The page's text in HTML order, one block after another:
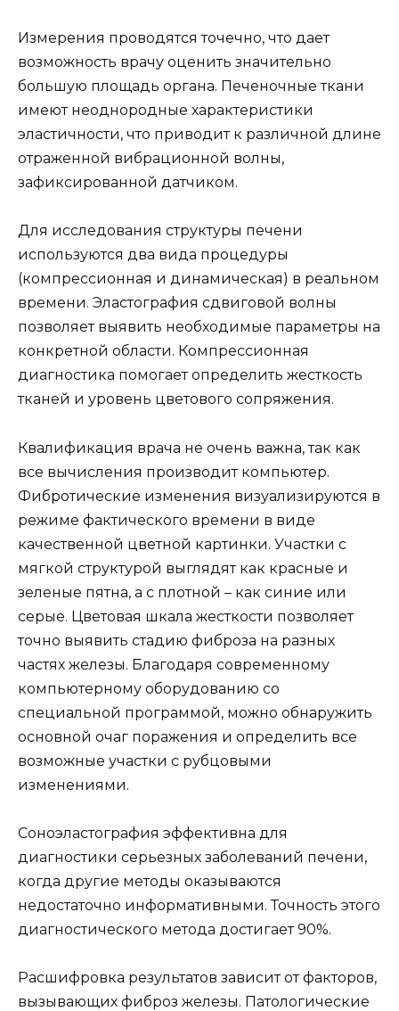
Измерения проводятся точечно, что дает
возможность врачу оценить значительно
большую площадь органа. Печеночные ткани
имеют неоднородные характеристики
эластичности, что приводит к различной длине
отраженной вибрационной волны,
зафиксированной датчиком.
Для исследования структуры печени
используются два вида процедуры
(компрессионная и динамическая) в реальном
времени. Эластография сдвиговой волны
позволяет выявить необходимые параметры на
конкретной области. Компрессионная
диагностика помогает определить жесткость
тканей и уровень цветового сопряжения.
Квалификация врача не очень важна, так как
все вычисления производит компьютер.
Фибротические изменения визуализируются в
режиме фактического времени в виде
качественной цветной картинки. Участки с
мягкой структурой выглядят как красные и
зеленые пятна, а с плотной – как синие или
серые. Цветовая шкала жесткости позволяет
точно выявить стадию фиброза на разных
частях железы. Благодаря современному
компьютерному оборудованию со
специальной программой, можно обнаружить
основной очаг поражения и определить все
возможные участки с рубцовыми
изменениями.
Соноэластография эффективна для
диагностики серьезных заболеваний печени,
когда другие методы оказываются
недостаточно информативными. Точность этого
диагностического метода достигает 90%.
Расшифровка результатов зависит от факторов,
вызывающих фиброз железы. Патологические